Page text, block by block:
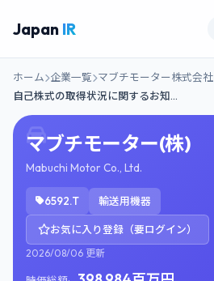
Japan IR
ホーム 企業一覧 マブチモーター株式会社
自己株式の取得状況に関するお知…
マブチモーター(株)
Mabuchi Motor Co., Ltd.
6592.T 輸送用機器
お気に入り登録（要ログイン）
2026/08/06 更新